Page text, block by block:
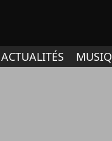
ACTUALITÉS